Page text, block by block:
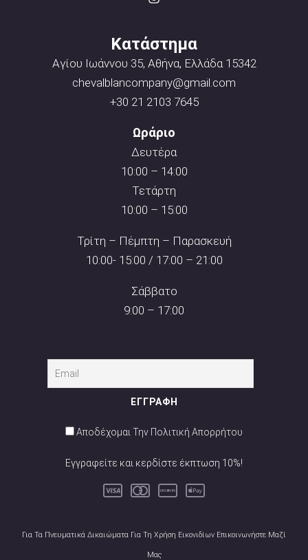
Κατάστημα
Αγίου Ιωάννου 35, Αθήνα, Ελλάδα 15342
chevalblancompany@gmail.com
+30 21 2103 7645
Ωράριο
Δευτέρα
10:00 – 14:00
Τετάρτη
10:00 – 15:00
Τρίτη – Πέμπτη – Παρασκευή
10:00- 15:00 / 17:00 – 21:00
Σάββατο
9:00 – 17:00
Αποδέχομαι Την Πολιτική Απορρήτου
Εγγραφείτε και κερδίστε έκπτωση 10%!
Για Τα Πνευματικά Δικαιώματα Για Τη Χρήση Εικονιδίων Επικοινωνήστε Μαζί
Μας